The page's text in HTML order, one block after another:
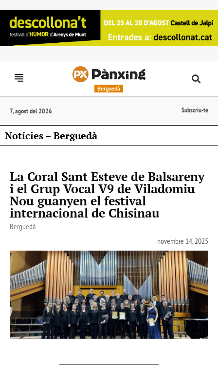
Berguedà
7, agost del 2026 Subscriu-te
Notícies – Berguedà
La Coral Sant Esteve de Balsareny
i el Grup Vocal V9 de Viladomiu
Nou guanyen el festival
internacional de Chisinau
Berguedà
novembre 14, 2025